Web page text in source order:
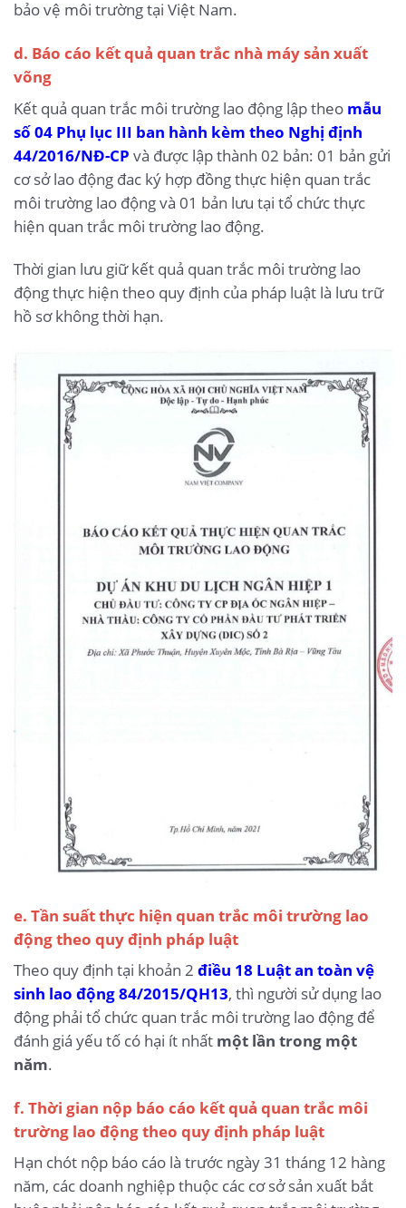
bảo vệ môi trường tại Việt Nam.
d. Báo cáo kết quả quan trắc nhà máy sản xuất
võng
Kết quả quan trắc môi trường lao động lập theo mẫu
số 04 Phụ lục III ban hành kèm theo Nghị định
44/2016/NĐ-CP và được lập thành 02 bản: 01 bản gửi
cơ sở lao động đac ký hợp đồng thực hiện quan trắc
môi trường lao động và 01 bản lưu tại tổ chức thực
hiện quan trắc môi trường lao động.
Thời gian lưu giữ kết quả quan trắc môi trường lao
động thực hiện theo quy định của pháp luật là lưu trữ
hồ sơ không thời hạn.
e. Tần suất thực hiện quan trắc môi trường lao
động theo quy định pháp luật
Theo quy định tại khoản 2 điều 18 Luật an toàn vệ
sinh lao động 84/2015/QH13, thì người sử dụng lao
động phải tổ chức quan trắc môi trường lao động để
đánh giá yếu tố có hại ít nhất một lần trong một
năm.
f. Thời gian nộp báo cáo kết quả quan trắc môi
trường lao động theo quy định pháp luật
Hạn chót nộp báo cáo là trước ngày 31 tháng 12 hàng
năm, các doanh nghiệp thuộc các cơ sở sản xuất bắt